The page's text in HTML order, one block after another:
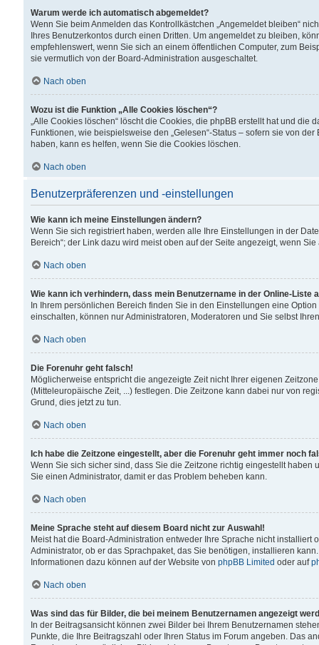
Warum werde ich automatisch abgemeldet?
Wenn Sie beim Anmelden das Kontrollkästchen „Angemeldet bleiben“
Ihres Benutzerkontos durch einen Dritten. Um angemeldet zu bleiben,
empfehlenswert, wenn Sie sich an einem öffentlichen Computer, zum
sie vermutlich von der Board-Administration ausgeschaltet.
Nach oben
Wozu ist die Funktion „Alle Cookies löschen“?
„Alle Cookies löschen“ löscht die Cookies, die phpBB erstellt hat und
Funktionen, wie beispielsweise den „Gelesen“-Status – sofern sie von
haben, kann es helfen, wenn Sie die Cookies löschen.
Nach oben
Benutzerpräferenzen und -einstellungen
Wie kann ich meine Einstellungen ändern?
Wenn Sie sich registriert haben, werden alle Ihre Einstellungen in der
Bereich“; der Link dazu wird meist oben auf der Seite angezeigt, wenn
Nach oben
Wie kann ich verhindern, dass mein Benutzername in der Online-Liste
In Ihrem persönlichen Bereich finden Sie in den Einstellungen eine
einschalten, können nur Administratoren, Moderatoren und Sie selbst
Nach oben
Die Forenuhr geht falsch!
Möglicherweise entspricht die angezeigte Zeit nicht Ihrer eigenen
(Mitteleuropäische Zeit, ...) festlegen. Die Zeitzone kann dabei nur von
Grund, dies jetzt zu tun.
Nach oben
Ich habe die Zeitzone eingestellt, aber die Forenuhr geht immer noch
Wenn Sie sich sicher sind, dass Sie die Zeitzone richtig eingestellt
Sie einen Administrator, damit er das Problem beheben kann.
Nach oben
Meine Sprache steht auf diesem Board nicht zur Auswahl!
Meist hat die Board-Administration entweder Ihre Sprache nicht
Administrator, ob er das Sprachpaket, das Sie benötigen, installieren
Informationen dazu können auf der Website von phpBB Limited oder auf
Nach oben
Was sind das für Bilder, die bei meinem Benutzernamen angezeigt
In der Beitragsansicht können zwei Bilder bei Ihrem Benutzernamen
Punkte, die Ihre Beitragszahl oder Ihren Status im Forum angeben. Das